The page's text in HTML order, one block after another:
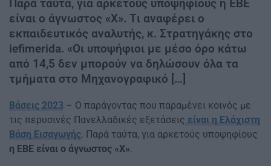
Παρά ταύτα, για αρκετούς υποψηφίους η ΕΒΕ
είναι ο άγνωστος «Χ». Tι αναφέρει ο
εκπαιδευτικός αναλυτής, κ. Στρατηγάκης στο
iefimerida. «Οι υποψήφιοι με μέσο όρο κάτω
από 14,5 δεν μπορούν να δηλώσουν όλα τα
τμήματα στο Μηχανογραφικό […]
Βάσεις 2023 – Ο παράγοντας που παραμένει κοινός με
τις περυσινές Πανελλαδικές εξετάσεις είναι η Ελάχιστη
Βάση Εισαγωγής. Παρά ταύτα, για αρκετούς υποψηφίους
η ΕΒΕ είναι ο άγνωστος «Χ».